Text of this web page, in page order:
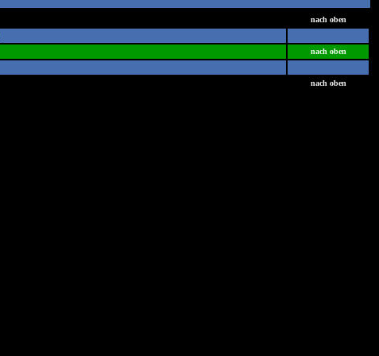
nach oben
nach oben
nach oben